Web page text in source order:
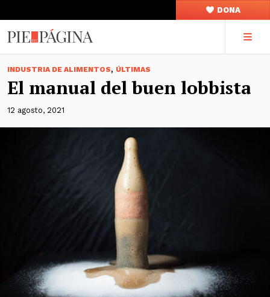
DONA
INDUSTRIA DE ALIMENTOS, ÚLTIMAS
El manual del buen lobbista
12 agosto, 2021